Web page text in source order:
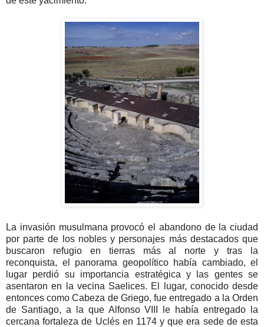
La invasión musulmana provocó el abandono de la ciudad
por parte de los nobles y personajes más destacados que
buscaron refugio en tierras más al norte y tras la
reconquista, el panorama geopolítico había cambiado, el
lugar perdió su importancia estratégica y las gentes se
asentaron en la vecina Saelices. El lugar, conocido desde
entonces como Cabeza de Griego, fue entregado a la Orden
de Santiago, a la que Alfonso VIII le había entregado la
cercana fortaleza de Uclés en 1174 y que era sede de esta